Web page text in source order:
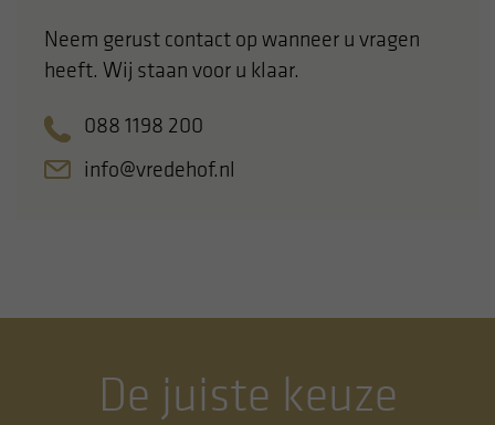
Neem gerust contact op wanneer u vragen
heeft. Wij staan voor u klaar.
088 1198 200
info@vredehof.nl
De juiste keuze